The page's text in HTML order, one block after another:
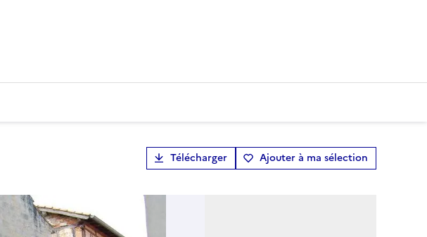
Télécharger Ajouter à ma sélection